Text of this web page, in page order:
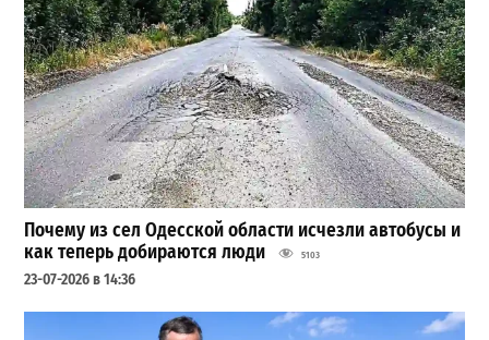
Почему из сел Одесской области исчезли автобусы и
как теперь добираются люди
5103
23-07-2026 в 14:36